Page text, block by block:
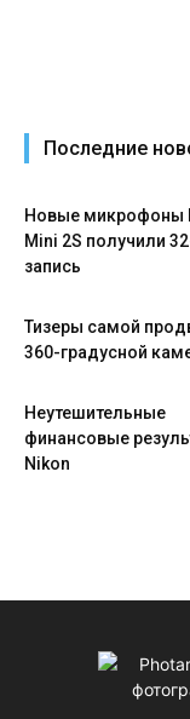
Последние
Новые микрофоны
Mini 2S получили
запись
Тизеры самой
360-градусной
Неутешительные
финансовые
Nikon